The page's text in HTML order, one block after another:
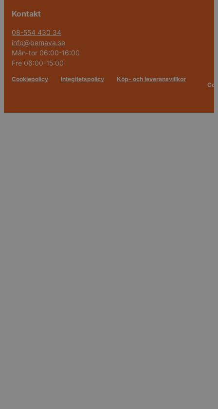
Kontakt
08-554 430 34
info@bemava.se
Mån-tor 06:00-16:00
Fre 06:00-15:00
Cookiepolicy Integitetspolicy
Köp- och leveransvillkor